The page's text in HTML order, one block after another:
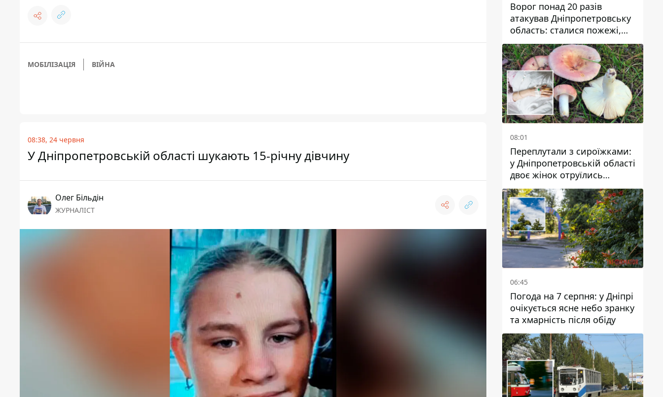
МОБІЛІЗАЦІЯ ВІЙНА
08:38, 24 червня
У Дніпропетровській області шукають 15-річну дівчину
Олег Більдін
ЖУРНАЛІСТ
Ворог понад 20 разів
атакував Дніпропетровську
область: сталися пожежі,
постраждали будинки,
інфраструктура та авто
08:01
Переплутали з сироїжками:
у Дніпропетровській області
двоє жінок отруїлись
грибами
06:45
Погода на 7 серпня: у Дніпрі
очікується ясне небо зранку
та хмарність після обіду